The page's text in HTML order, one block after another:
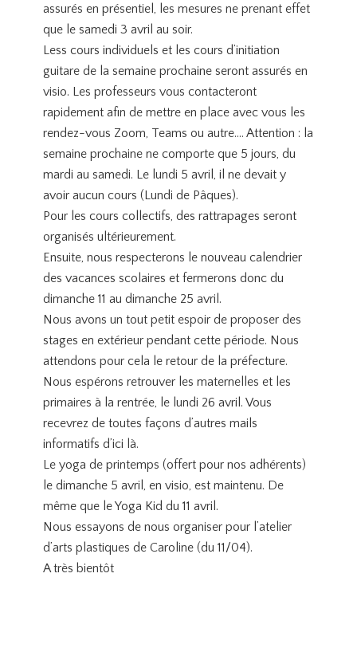
assurés en présentiel, les mesures ne prenant effet
que le samedi 3 avril au soir.
Less cours individuels et les cours d’initiation
guitare de la semaine prochaine seront assurés en
visio. Les professeurs vous contacteront
rapidement afin de mettre en place avec vous les
rendez-vous Zoom, Teams ou autre…. Attention : la
semaine prochaine ne comporte que 5 jours, du
mardi au samedi. Le lundi 5 avril, il ne devait y
avoir aucun cours (Lundi de Pâques).
Pour les cours collectifs, des rattrapages seront
organisés ultérieurement.
Ensuite, nous respecterons le nouveau calendrier
des vacances scolaires et fermerons donc du
dimanche 11 au dimanche 25 avril.
Nous avons un tout petit espoir de proposer des
stages en extérieur pendant cette période. Nous
attendons pour cela le retour de la préfecture.
Nous espérons retrouver les maternelles et les
primaires à la rentrée, le lundi 26 avril. Vous
recevrez de toutes façons d’autres mails
informatifs d’ici là.
Le yoga de printemps (offert pour nos adhérents)
le dimanche 5 avril, en visio, est maintenu. De
même que le Yoga Kid du 11 avril.
Nous essayons de nous organiser pour l’atelier
d’arts plastiques de Caroline (du 11/04).
A très bientôt